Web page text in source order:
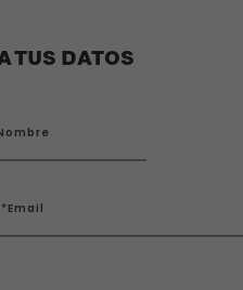
TUS DATOS